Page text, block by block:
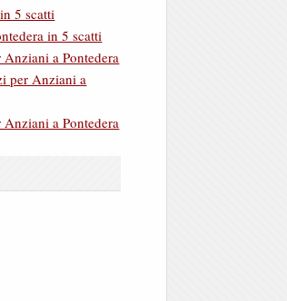
5 scatti
in 5 scatti
a Pontedera
per Anziani a
a Pontedera